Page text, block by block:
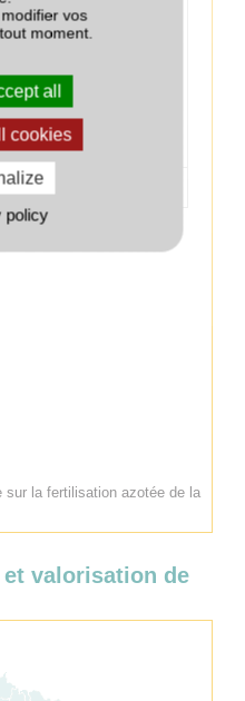
++
soient les
espèces de
limiter les effets
dépressifs sur le
chanvre.
--
sur la fertilisation azotée de la
valorisation de
vos
moment.
all
cookies
policy